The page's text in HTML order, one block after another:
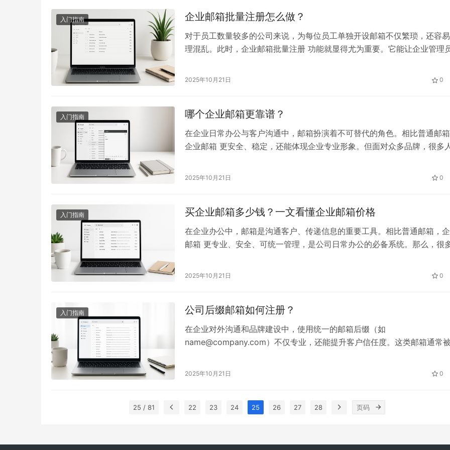
入门指南 企业邮箱批量注册怎么做？
对于员工数量较多的公司来说，为每位员工单独开设邮箱不仅繁琐，还容
理混乱。此时，企业邮箱批量注册 功能就显得尤为重要。它能让企业管理
么操作？ 一、什么是企业邮箱批量注册 企业邮箱批量注册指的是企业管理
2025年10月21日 0
入门指南 哪个企业邮箱更靠谱？
在企业日常办公与客户沟通中，邮箱扮演着不可替代的角色。相比普通邮箱
企业邮箱 更安全、稳定，还能体现企业专业形象。但面对众多品牌，很多
业邮箱品牌 三、推荐选择：263企业邮箱 263企业邮箱 是国内公认的高性
2025年10月21日 0
入门指南 买企业邮箱多少钱？一文看懂企业邮箱价格
在企业办公中，邮箱是沟通客户、传递信息的重要工具。相比普通邮箱，
邮箱 更专业、安全、可统一管理，是公司日常办公的必备系统。那么，很
决定 二、企业邮箱价格参考区间 三、推荐选择：263企业邮箱 263企业邮
2025年10月21日 0
入门指南 公司后缀邮箱如何注册？
在企业对外沟通和品牌建设中，使用统一的邮箱后缀（如
name@company.com）不仅专业，还能提升客户信任度。这类邮箱通常
公司后缀邮箱 公司后缀邮箱指以企业自有域名为后缀的邮箱，例如： 二、
2025年10月21日 0
25 / 81 22 23 24 25 26 27 28